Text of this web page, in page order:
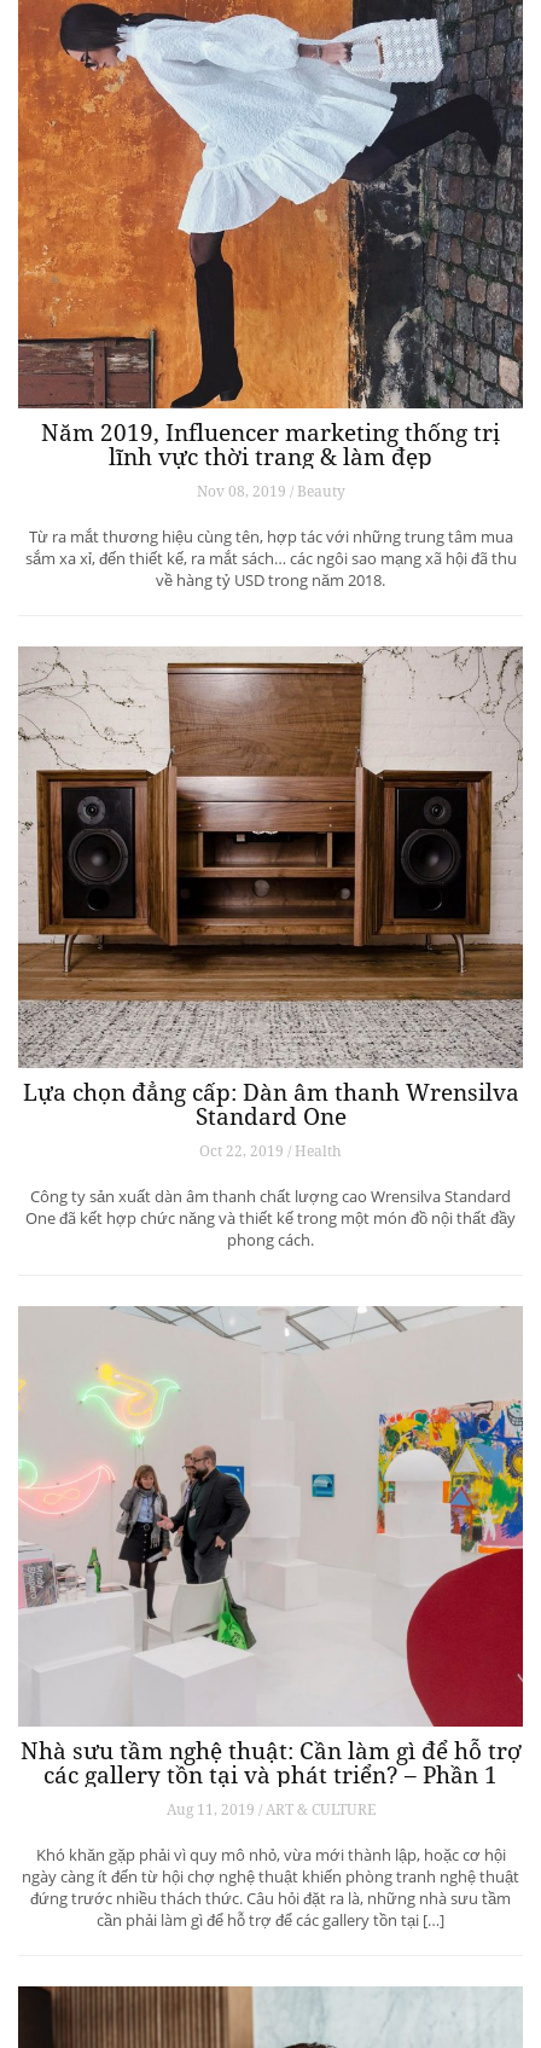
Năm 2019, Influencer marketing thống trị
lĩnh vực thời trang & làm đẹp
Nov 08, 2019 / Beauty
Từ ra mắt thương hiệu cùng tên, hợp tác với những trung tâm mua
sắm xa xỉ, đến thiết kế, ra mắt sách… các ngôi sao mạng xã hội đã thu
về hàng tỷ USD trong năm 2018.
Lựa chọn đẳng cấp: Dàn âm thanh Wrensilva
Standard One
Oct 22, 2019 / Health
Công ty sản xuất dàn âm thanh chất lượng cao Wrensilva Standard
One đã kết hợp chức năng và thiết kế trong một món đồ nội thất đầy
phong cách.
Nhà sưu tầm nghệ thuật: Cần làm gì để hỗ trợ
các gallery tồn tại và phát triển? – Phần 1
Aug 11, 2019 / ART & CULTURE
Khó khăn gặp phải vì quy mô nhỏ, vừa mới thành lập, hoặc cơ hội
ngày càng ít đến từ hội chợ nghệ thuật khiến phòng tranh nghệ thuật
đứng trước nhiều thách thức. Câu hỏi đặt ra là, những nhà sưu tầm
cần phải làm gì để hỗ trợ để các gallery tồn tại […]